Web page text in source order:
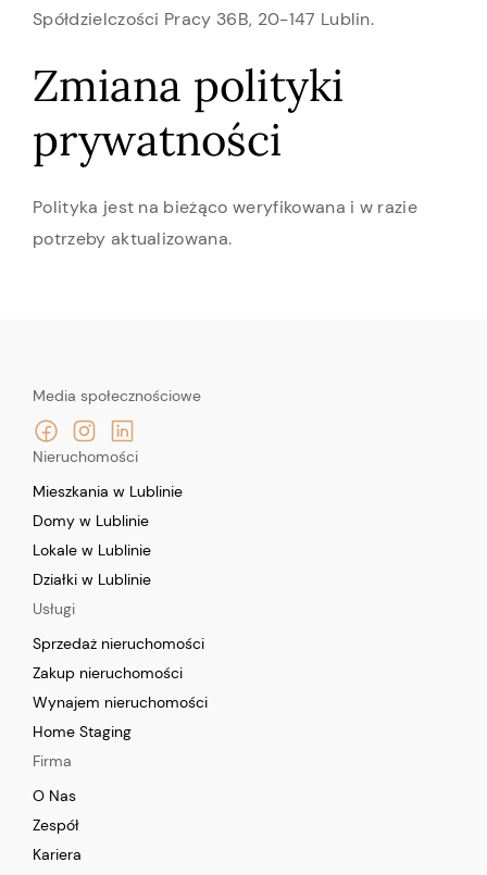
Spółdzielczości Pracy 36B, 20-147 Lublin.
Zmiana polityki
prywatności
Polityka jest na bieżąco weryfikowana i w razie
potrzeby aktualizowana.
Media społecznościowe
Nieruchomości
Mieszkania w Lublinie
Domy w Lublinie
Lokale w Lublinie
Działki w Lublinie
Usługi
Sprzedaż nieruchomości
Zakup nieruchomości
Wynajem nieruchomości
Home Staging
Firma
O Nas
Zespół
Kariera